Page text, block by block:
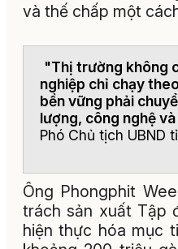
và thế chấp một
"Thị trường không
nghiệp chỉ chạy
bền vững phải
lượng, công nghệ
Phó Chủ tịch UBND
Ông Phongphit
trách sản xuất Tập
hiện thực hóa mục